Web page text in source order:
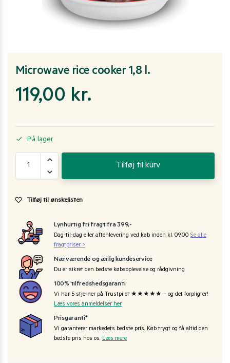
Microwave rice cooker 1,8 l.
119,00 kr.
På lager
Tilføj til kurv
Tilføj til ønskelisten
Lynhurtig fri fragt fra 399,-
Dag-til-dag eller aftenlevering ved køb inden kl. 09:00 Se alle
fragtpriser >
Nærværende og ærlig kundeservice
Du er sikret den bedste købsoplevelse og rådgivning
100% tilfredshedsgaranti
Vi har 5 stjerner på Trustpilot ★★★★★ – og det forpligter!
Læs vores anmeldelser her
Prisgaranti*
Vi garanterer markedets bedste pris. Køb trygt og få altid den
bedste pris hos os. Læs mere